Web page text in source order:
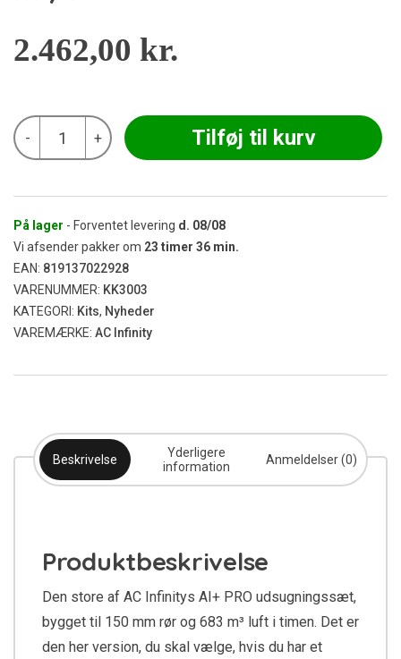
2.462,00 kr.
-
AC
Infinity
-
AI+
PRO
150mm
@
683
m³/t
antal
+ Tilføj til kurv
På lager - Forventet levering d. 08/08
Vi afsender pakker om 23 timer 36 min.
EAN: 819137022928
VARENUMMER: KK3003
KATEGORI: Kits, Nyheder
VAREMÆRKE: AC Infinity
Beskrivelse
Yderligere
information
Anmeldelser (0)
Produktbeskrivelse
Den store af AC Infinitys AI+ PRO udsugningssæt,
bygget til 150 mm rør og 683 m³ luft i timen. Det er
den her version, du skal vælge, hvis du har et